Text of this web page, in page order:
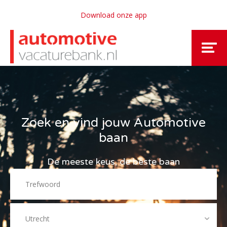
Download onze app
Zoek en vind jouw Automotive
baan
De meeste keus, de beste baan